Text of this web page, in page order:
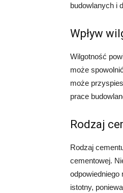
budowlanych i
Wpływ
Wilgotność
może
może
prace
Rodzaj
Rodzaj
cementowej.
odpowiedniego
istotny,